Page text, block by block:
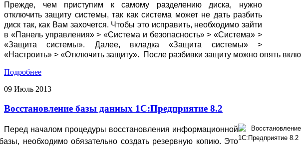
Прежде, чем приступим к самому разделению диска, нужно
отключить защиту системы, так как система может не дать разбить
диск так, как Вам захочется. Чтобы это исправить, необходимо зайти
в «Панель управления» > «Система и безопасность» > «Система» >
«Защита системы». Далее, вкладка «Защита системы» >
«Настроить» > «Отключить защиту». После разбивки защиту можно опять
Подробнее
09 Июль 2013
Восстановление базы данных 1С:Предприятие 8.2
Перед началом процедуры восстановления информационной
необходимо обязательно создать резервную копию. Это